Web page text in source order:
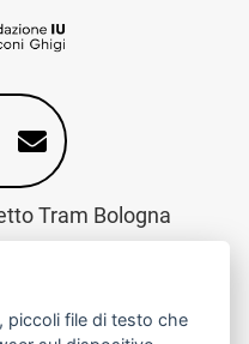
Tram Bologna
center
piccoli file di testo che